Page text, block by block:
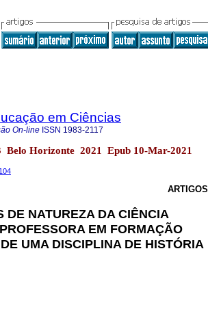
em Ciências
On-line ISSN 1983-2117
Belo Horizonte 2021 Epub 10-Mar-2021
ARTIGOS
DE NATUREZA DA CIÊNCIA
EM FORMAÇÃO
UMA DISCIPLINA DE HISTÓRIA